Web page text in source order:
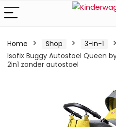
Home Shop 3-in-1
Isofix Buggy Autostoel Queen
2in1 zonder autostoel